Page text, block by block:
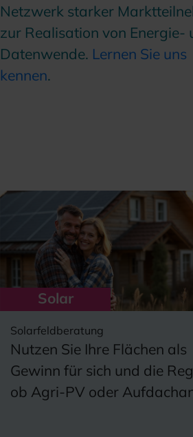
Netzwerk starker
zur Realisation von Energie-
Datenwende. Lernen Sie uns
kennen.
Solar
Solarfeldberatung
Nutzen Sie Ihre Flächen als
Gewinn für sich und die
ob Agri-PV oder